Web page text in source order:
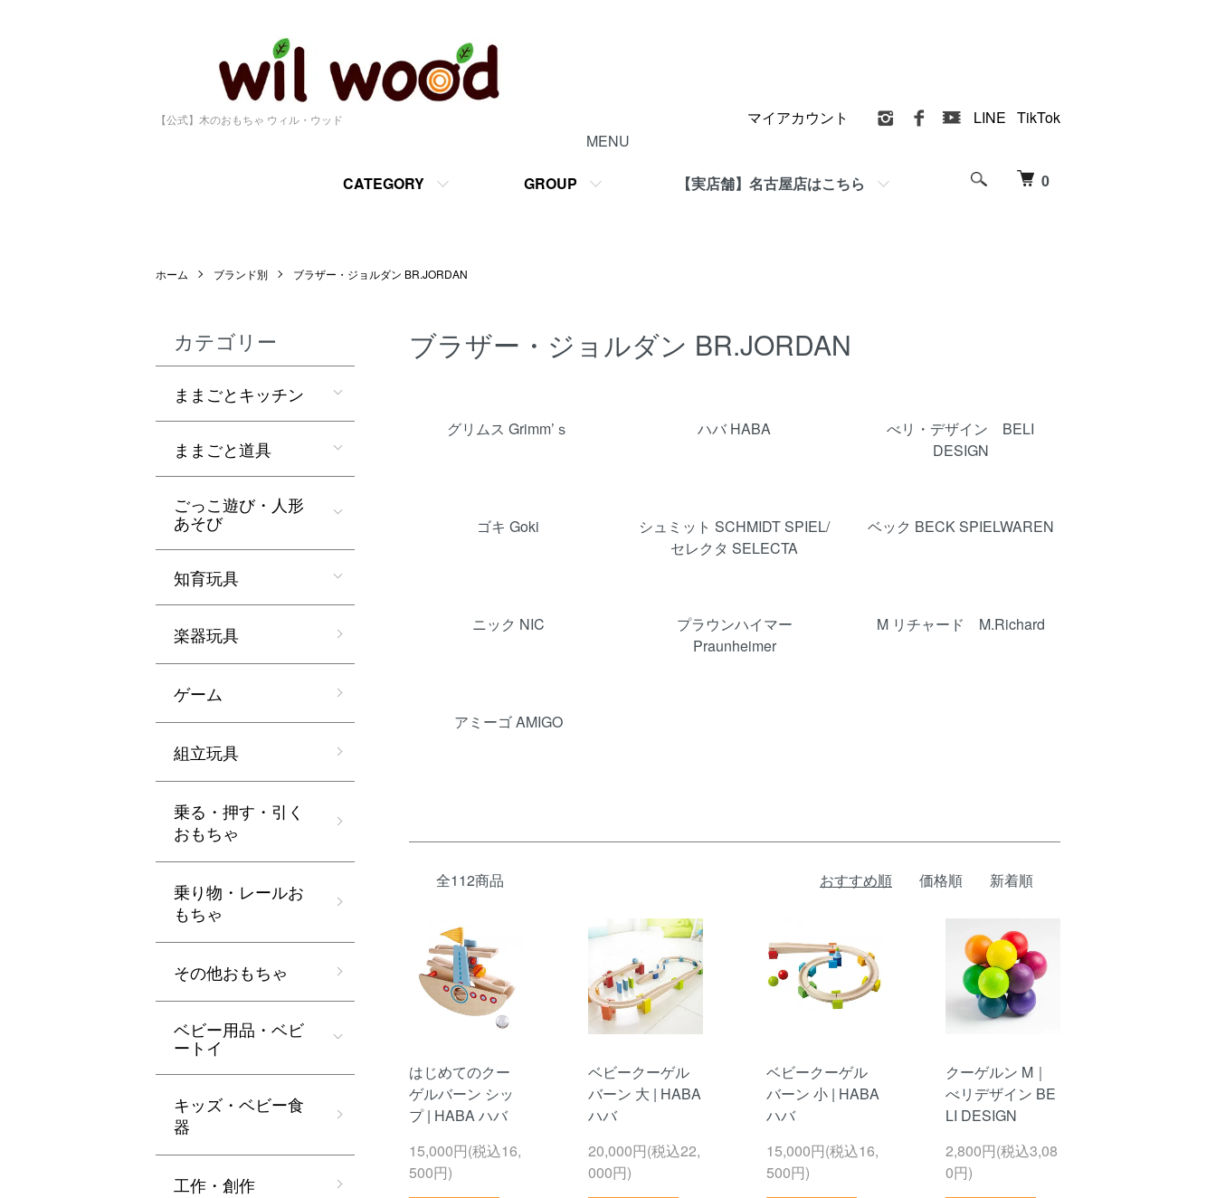
【公式】木のおもちゃ ウィル・ウッド
0
MENU
CATEGORY GROUP 【実店舗】名古屋店はこちら
マイアカウント LINE TikTok
ホーム ブランド別 ブラザー・ジョルダン BR.JORDAN
ブラザー・ジョルダン BR.JORDAN
グリムス Grimm’ｓ ハバ HABA
べリ・デザイン BELI
DESIGN
ゴキ Goki
シュミット SCHMIDT SPIEL/
セレクタ SELECTA
ベック BECK SPIELWAREN
ニック NIC
プラウンハイマー
Praunheimer
M リチャード M.Richard
アミーゴ AMIGO
全112商品 おすすめ順 価格順 新着順
はじめてのクー
ゲルバーン シッ
プ | HABA ハバ
15,000円(税込16,
500円)
ベビークーゲル
バーン 大 | HABA
ハバ
20,000円(税込22,
000円)
ベビークーゲル
バーン 小 | HABA
ハバ
15,000円(税込16,
500円)
クーゲルン M｜
べリデザイン BE
LI DESIGN
2,800円(税込3,08
0円)
カテゴリー
ままごとキッチン
ままごと道具
ごっこ遊び・人形
あそび
知育玩具
楽器玩具
ゲーム
組立玩具
乗る・押す・引く
おもちゃ
乗り物・レールお
もちゃ
その他おもちゃ
ベビー用品・ベビ
ートイ
キッズ・ベビー食
器
工作・創作